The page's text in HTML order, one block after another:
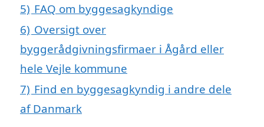
5) FAQ om byggesagkyndige
6) Oversigt over
byggerådgivningsfirmaer i Ågård eller
hele Vejle kommune
7) Find en byggesagkyndig i andre dele
af Danmark